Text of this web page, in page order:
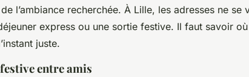
l’ambiance recherchée. À Lille, les adresses ne se
express ou une sortie festive. Il faut savoir
juste.
entre amis